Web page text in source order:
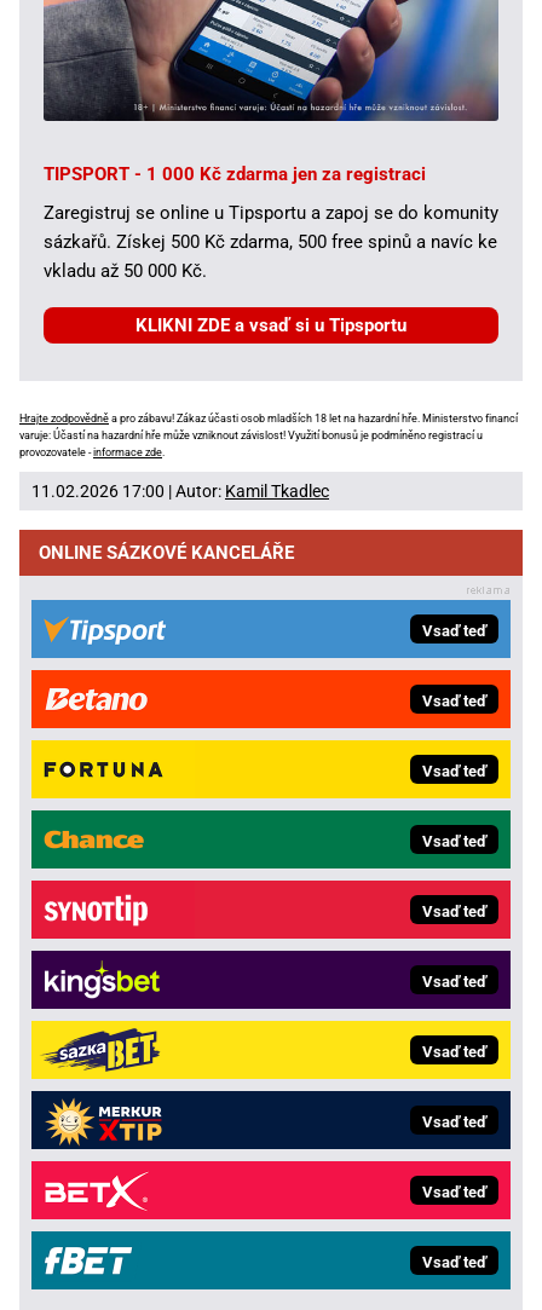
TIPSPORT - 1 000 Kč zdarma jen za registraci
Zaregistruj se online u Tipsportu a zapoj se do komunity
sázkařů. Získej 500 Kč zdarma, 500 free spinů a navíc ke
vkladu až 50 000 Kč.
KLIKNI ZDE a vsaď si u Tipsportu
Hrajte zodpovědně a pro zábavu! Zákaz účasti osob mladších 18 let na hazardní hře. Ministerstvo financí
varuje: Účastí na hazardní hře může vzniknout závislost! Využití bonusů je podmíněno registrací u
provozovatele -informace zde
11.02.2026 17:00 | Autor: Kamil Tkadlec
ONLINE SÁZKOVÉ KANCELÁŘE
Vsaď teď
Vsaď teď
Vsaď teď
Vsaď teď
Vsaď teď
Vsaď teď
Vsaď teď
Vsaď teď
Vsaď teď
Vsaď teď